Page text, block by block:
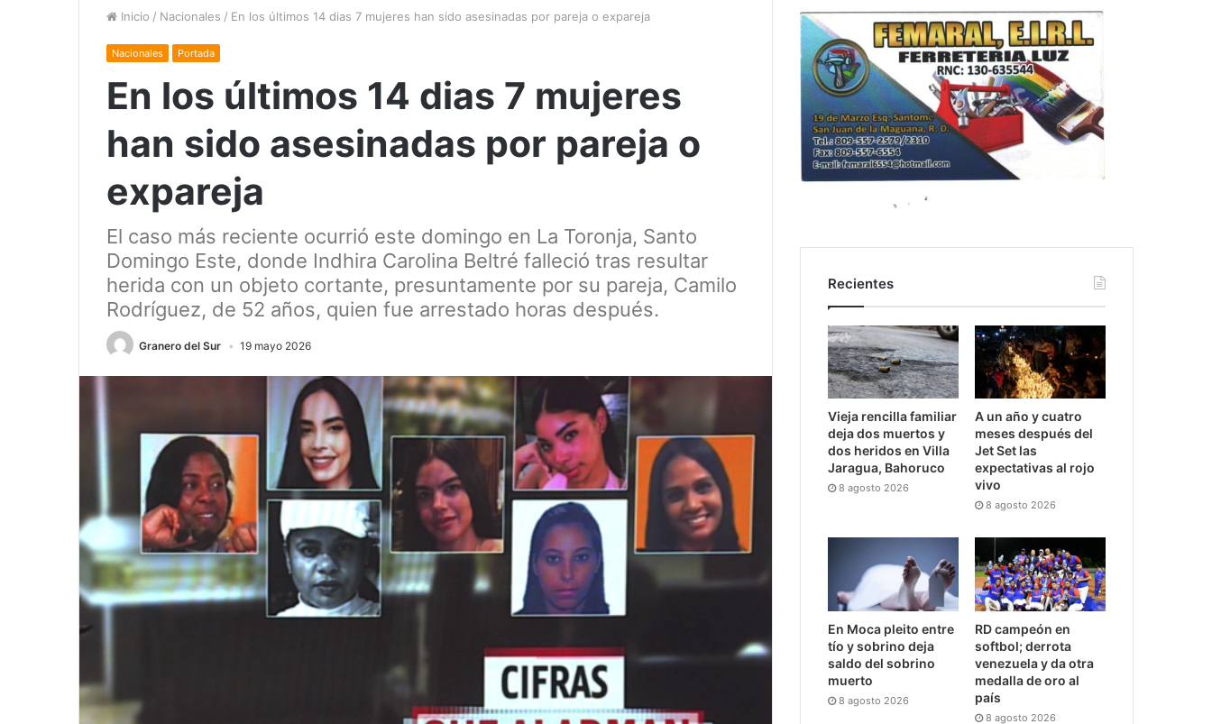
Inicio / Nacionales / En los últimos 14 dias 7 mujeres han sido asesinadas por pareja o expareja
Nacionales Portada
En los últimos 14 dias 7 mujeres
han sido asesinadas por pareja o
expareja
El caso más reciente ocurrió este domingo en La Toronja, Santo
Domingo Este, donde Indhira Carolina Beltré falleció tras resultar
herida con un objeto cortante, presuntamente por su pareja, Camilo
Rodríguez, de 52 años, quien fue arrestado horas después.
Granero del Sur 19 mayo 2026
Recientes
Vieja rencilla familiar
deja dos muertos y
dos heridos en Villa
Jaragua, Bahoruco
8 agosto 2026
A un año y cuatro
meses después del
Jet Set las
expectativas al rojo
vivo
8 agosto 2026
En Moca pleito entre
tío y sobrino deja
saldo del sobrino
muerto
8 agosto 2026
RD campeón en
softbol; derrota
venezuela y da otra
medalla de oro al
país
8 agosto 2026